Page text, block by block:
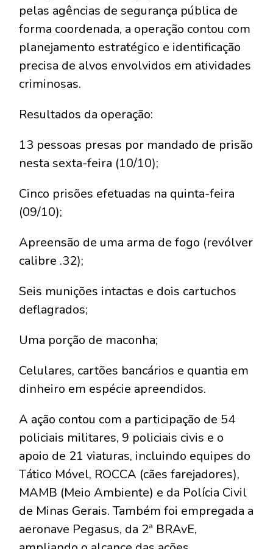
pelas agências de segurança pública de
forma coordenada, a operação contou com
planejamento estratégico e identificação
precisa de alvos envolvidos em atividades
criminosas.
Resultados da operação:
13 pessoas presas por mandado de prisão
nesta sexta-feira (10/10);
Cinco prisões efetuadas na quinta-feira
(09/10);
Apreensão de uma arma de fogo (revólver
calibre .32);
Seis munições intactas e dois cartuchos
deflagrados;
Uma porção de maconha;
Celulares, cartões bancários e quantia em
dinheiro em espécie apreendidos.
A ação contou com a participação de 54
policiais militares, 9 policiais civis e o
apoio de 21 viaturas, incluindo equipes do
Tático Móvel, ROCCA (cães farejadores),
MAMB (Meio Ambiente) e da Polícia Civil
de Minas Gerais. Também foi empregada a
aeronave Pegasus, da 2ª BRAvE,